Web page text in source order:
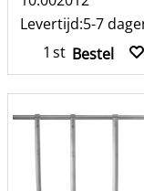
Levertijd:5-7
st Bestel